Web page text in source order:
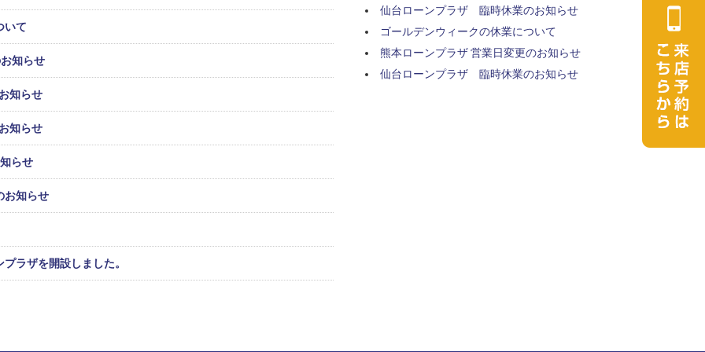
いて
知らせ
知らせ
知らせ
らせ
お知らせ
ラザを開設しました。
仙台ローンプラザ 臨時休業のお知らせ
ゴールデンウィークの休業について
熊本ローンプラザ 営業日変更のお知らせ
仙台ローンプラザ 臨時休業のお知らせ